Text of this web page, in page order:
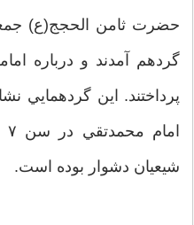
حضرت ثامن الحجج(ع)
گردهم آمدند و درباره
پرداختند. اين گردهمايي
شيعيان دشوار بوده است.